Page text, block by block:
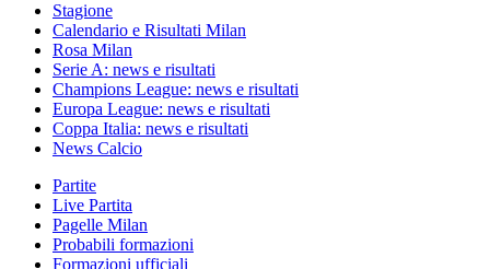
Stagione
Calendario e Risultati Milan
Rosa Milan
Serie A: news e risultati
Champions League: news e risultati
Europa League: news e risultati
Coppa Italia: news e risultati
News Calcio
Partite
Live Partita
Pagelle Milan
Probabili formazioni
Formazioni ufficiali